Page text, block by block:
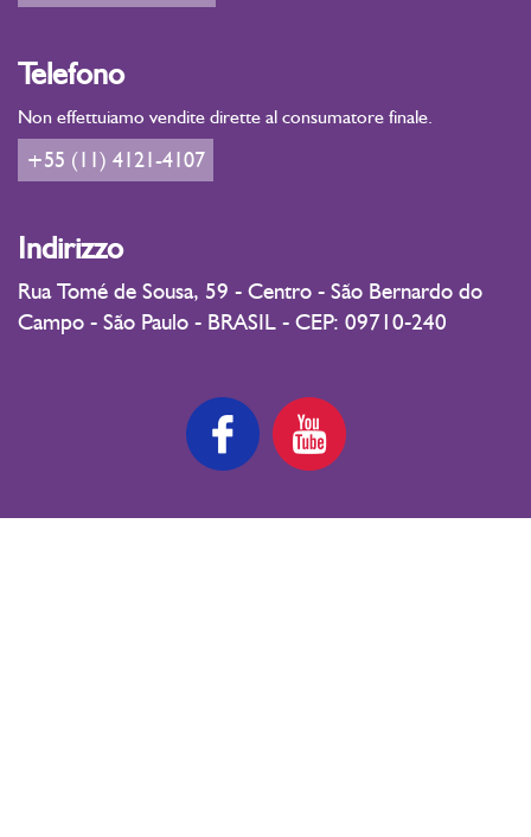
Telefono
Non effettuiamo vendite dirette al consumatore finale.
+55 (11) 4121-4107
Indirizzo
Rua Tomé de Sousa, 59 - Centro - São Bernardo do
Campo - São Paulo - BRASIL - CEP: 09710-240